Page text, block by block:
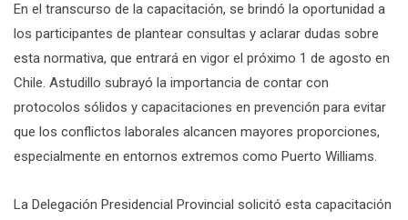
En el transcurso de la capacitación, se brindó la oportunidad a
los participantes de plantear consultas y aclarar dudas sobre
esta normativa, que entrará en vigor el próximo 1 de agosto en
Chile. Astudillo subrayó la importancia de contar con
protocolos sólidos y capacitaciones en prevención para evitar
que los conflictos laborales alcancen mayores proporciones,
especialmente en entornos extremos como Puerto Williams.
La Delegación Presidencial Provincial solicitó esta capacitación